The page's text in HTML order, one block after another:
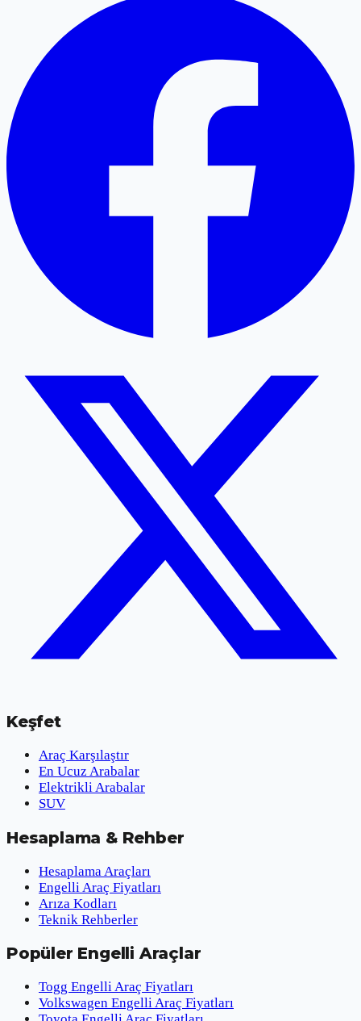
Keşfet
Araç Karşılaştır
En Ucuz Arabalar
Elektrikli Arabalar
SUV
Hesaplama & Rehber
Hesaplama Araçları
Engelli Araç Fiyatları
Arıza Kodları
Teknik Rehberler
Popüler Engelli Araçlar
Togg Engelli Araç Fiyatları
Volkswagen Engelli Araç Fiyatları